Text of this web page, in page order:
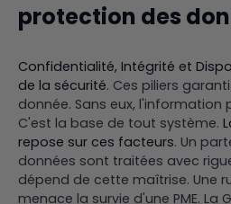
protection des
Confidentialité, Intégrité et
de la sécurité. Ces piliers
donnée. Sans eux, l'information
C'est la base de tout système.
repose sur ces facteurs. Un
données sont traitées avec
dépend de cette maîtrise. Une
menace la survie d'une PME. La